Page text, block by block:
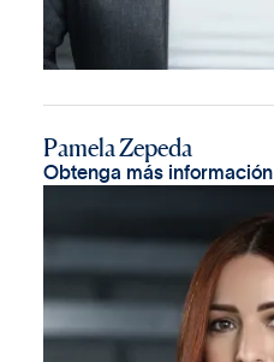
Pamela Zepeda
Obtenga más información